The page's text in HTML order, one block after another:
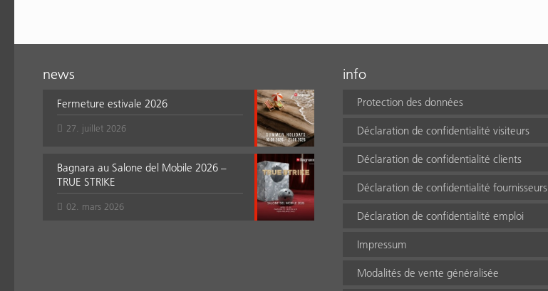
news
Fermeture estivale 2026
27. juillet 2026
Bagnara au Salone del Mobile 2026 –
TRUE STRIKE
02. mars 2026
info
Protection des données
Déclaration de confidentialité visiteurs
Déclaration de confidentialité clients
Déclaration de confidentialité fournisseurs
Déclaration de confidentialité emploi
Impressum
Modalités de vente généralisée